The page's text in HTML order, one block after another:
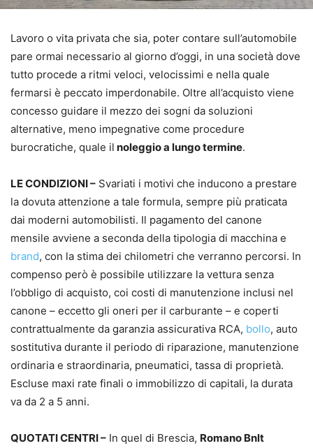
Lavoro o vita privata che sia, poter contare sull’automobile
pare ormai necessario al giorno d’oggi, in una società dove
tutto procede a ritmi veloci, velocissimi e nella quale
fermarsi è peccato imperdonabile. Oltre all’acquisto viene
concesso guidare il mezzo dei sogni da soluzioni
alternative, meno impegnative come procedure
burocratiche, quale il noleggio a lungo termine.
LE CONDIZIONI – Svariati i motivi che inducono a prestare
la dovuta attenzione a tale formula, sempre più praticata
dai moderni automobilisti. Il pagamento del canone
mensile avviene a seconda della tipologia di macchina e
brand, con la stima dei chilometri che verranno percorsi. In
compenso però è possibile utilizzare la vettura senza
l’obbligo di acquisto, coi costi di manutenzione inclusi nel
canone – eccetto gli oneri per il carburante – e coperti
contrattualmente da garanzia assicurativa RCA, bollo, auto
sostitutiva durante il periodo di riparazione, manutenzione
ordinaria e straordinaria, pneumatici, tassa di proprietà.
Escluse maxi rate finali o immobilizzo di capitali, la durata
va da 2 a 5 anni.
QUOTATI CENTRI – In quel di Brescia, Romano Bnlt